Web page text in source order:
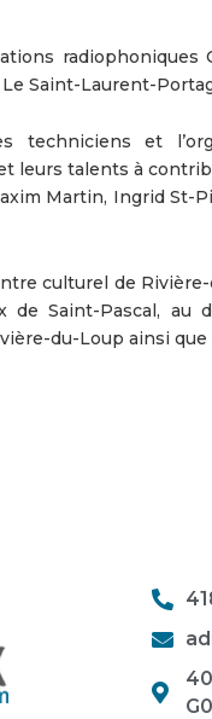
Saint-Laurent-
techniciens et
leurs talents à
Martin, Ingrid St-
culturel de
de Saint-Pascal,
du-Loup ainsi